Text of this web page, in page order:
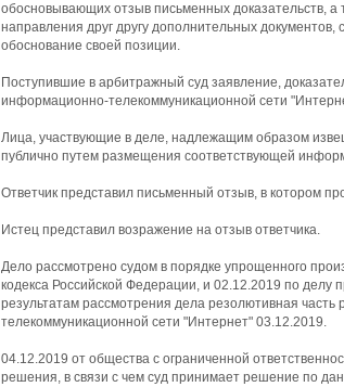
обосновывающих отзыв письменных доказательств,
направления друг другу дополнительных
обоснование своей позиции.
Поступившие в арбитражный суд заявление,
информационно-телекоммуникационной сети
Лица, участвующие в деле, надлежащим образом
публично путем размещения соответствующей
Ответчик представил письменный отзыв, в котором
Истец представил возражение на отзыв ответчика.
Дело рассмотрено судом в порядке упрощенного
кодекса Российской Федерации, и 02.12.2019 по
результатам рассмотрения дела резолютивная
телекоммуникационной сети "Интернет" 03.12.2019.
04.12.2019 от общества с ограниченной
решения, в связи с чем суд принимает решение по